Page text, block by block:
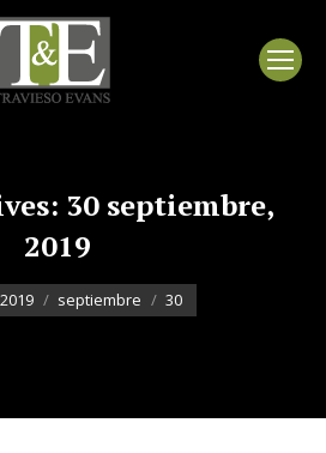
30 septiembre,
2019
2019 septiembre 30